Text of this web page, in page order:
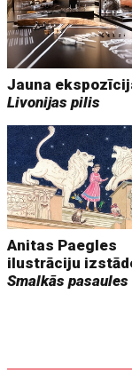
Jauna
Livonijas pilis
Anitas Paegles
ilustrāciju
Smalkās pasaules